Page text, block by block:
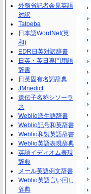
外務省記者会見英語
対訳
Tatoeba
日本語WordNet(英
和)
EDR日英対訳辞書
日英・英日専門用語
辞書
日英固有名詞辞典
JMnedict
遺伝子名称シソーラ
ス
Weblio派生語辞書
Weblio記号和英辞書
Weblio和製英語辞書
Weblio英語表現辞典
英語イディオム表現
辞典
メール英語例文辞書
Weblio英語言い回し
辞典